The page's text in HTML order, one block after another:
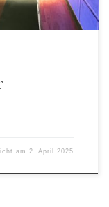
am2. April 2025